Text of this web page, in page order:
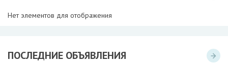
Нет элементов для отображения
ПОСЛЕДНИЕ ОБЪЯВЛЕНИЯ